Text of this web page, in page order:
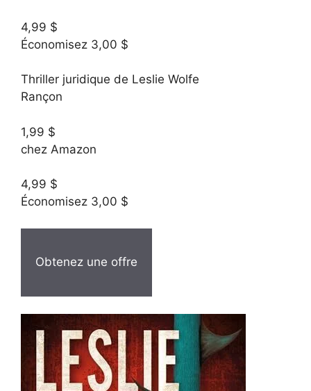
4,99 $
Économisez 3,00 $
Thriller juridique de Leslie Wolfe
Rançon
1,99 $
chez Amazon
4,99 $
Économisez 3,00 $
Obtenez une offre